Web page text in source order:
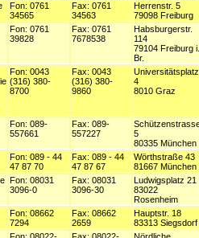
Fon: 0761
34565
Fax: 0761
34563
Herrenstr. 5
79098 Freiburg
Fon: 0761
39828
Fax: 0761
7678538
Habsburgerstr.
114
79104 Freiburg i.
Br.
Fon: 0043
(316) 380-
8700
Fax: 0043
(316) 380-
9860
Universitätsplatz
4
8010 Graz
Fon: 089-
557661
Fax: 089-
557227
5
80335 München
Fon: 089 - 44
47 87 70
Fax: 089 - 44
47 87 67
Wörthstraße 43
81667 München
Fon: 08031
3096-0
Fax: 08031
3096-30
Ludwigsplatz 21
83022
Rosenheim
Fon: 08662
7294
Fax: 08662
2659
Hauptstr. 18
83313 Siegsdorf